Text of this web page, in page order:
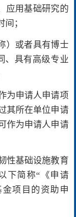
应用基础研究的
；
）或者具有博士
、具有高级专业
为申请人申请项
其所在单位申请
作为申请人申请
性基础设施教育
下简称“《申请
项目的资助申